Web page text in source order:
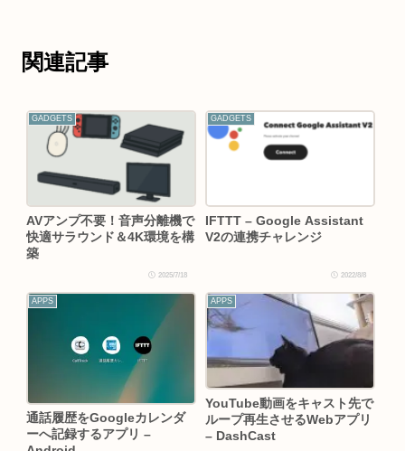
関連記事
GADGETS
AVアンプ不要！音声分離機で
快適サラウンド＆4K環境を構
築
2025/7/18
GADGETS
IFTTT – Google Assistant
V2の連携チャレンジ
2022/8/8
APPS
通話履歴をGoogleカレンダ
ーへ記録するアプリ –
APPS
YouTube動画をキャスト先で
ループ再生させるWebアプリ
– DashCast